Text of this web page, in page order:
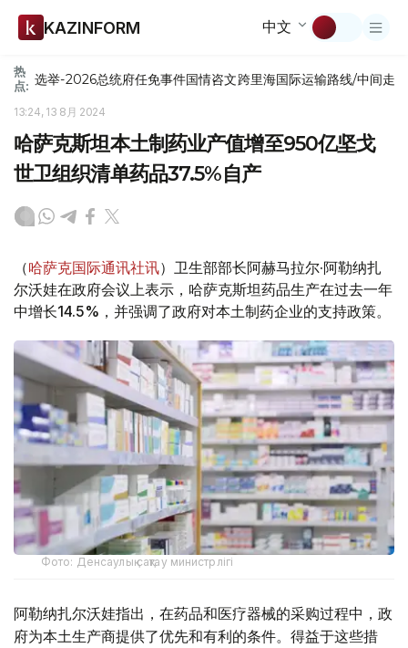
KAZINFORM 中文
热
点: 选举-2026总统府任免事件国情咨文跨里海国际运输路线/中间走廊
13:24, 13 8月 2024
哈萨克斯坦本土制药业产值增至950亿坚戈
世卫组织清单药品37.5%自产
（哈萨克国际通讯社讯）卫生部部长阿赫马拉尔·阿勒纳扎
尔沃娃在政府会议上表示，哈萨克斯坦药品生产在过去一年
中增长14.5%，并强调了政府对本土制药企业的支持政策。
Фото: Денсаулық сақтау министрлігі
阿勒纳扎尔沃娃指出，在药品和医疗器械的采购过程中，政
府为本土生产商提供了优先和有利的条件。得益于这些措